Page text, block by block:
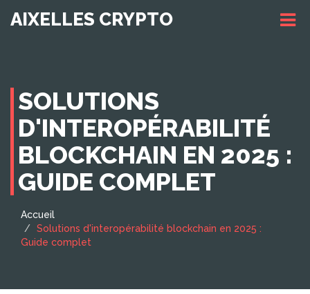
AIXELLES CRYPTO
SOLUTIONS
D'INTEROPÉRABILITÉ
BLOCKCHAIN EN 2025 :
GUIDE COMPLET
Accueil
Solutions d'interopérabilité blockchain en 2025 :
Guide complet